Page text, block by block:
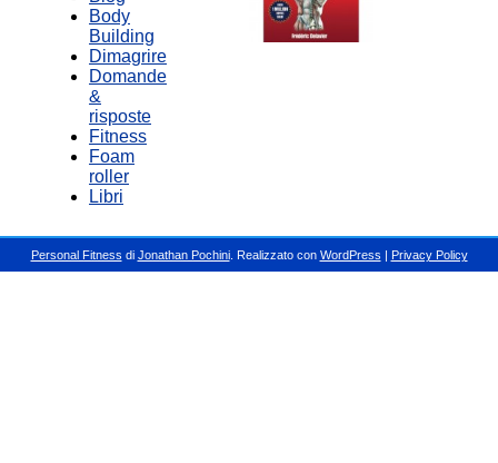
Body
Building
Dimagrire
Domande
&
risposte
Fitness
Foam
roller
Libri
Personal Fitness di Jonathan Pochini. Realizzato con WordPress | Privacy Policy